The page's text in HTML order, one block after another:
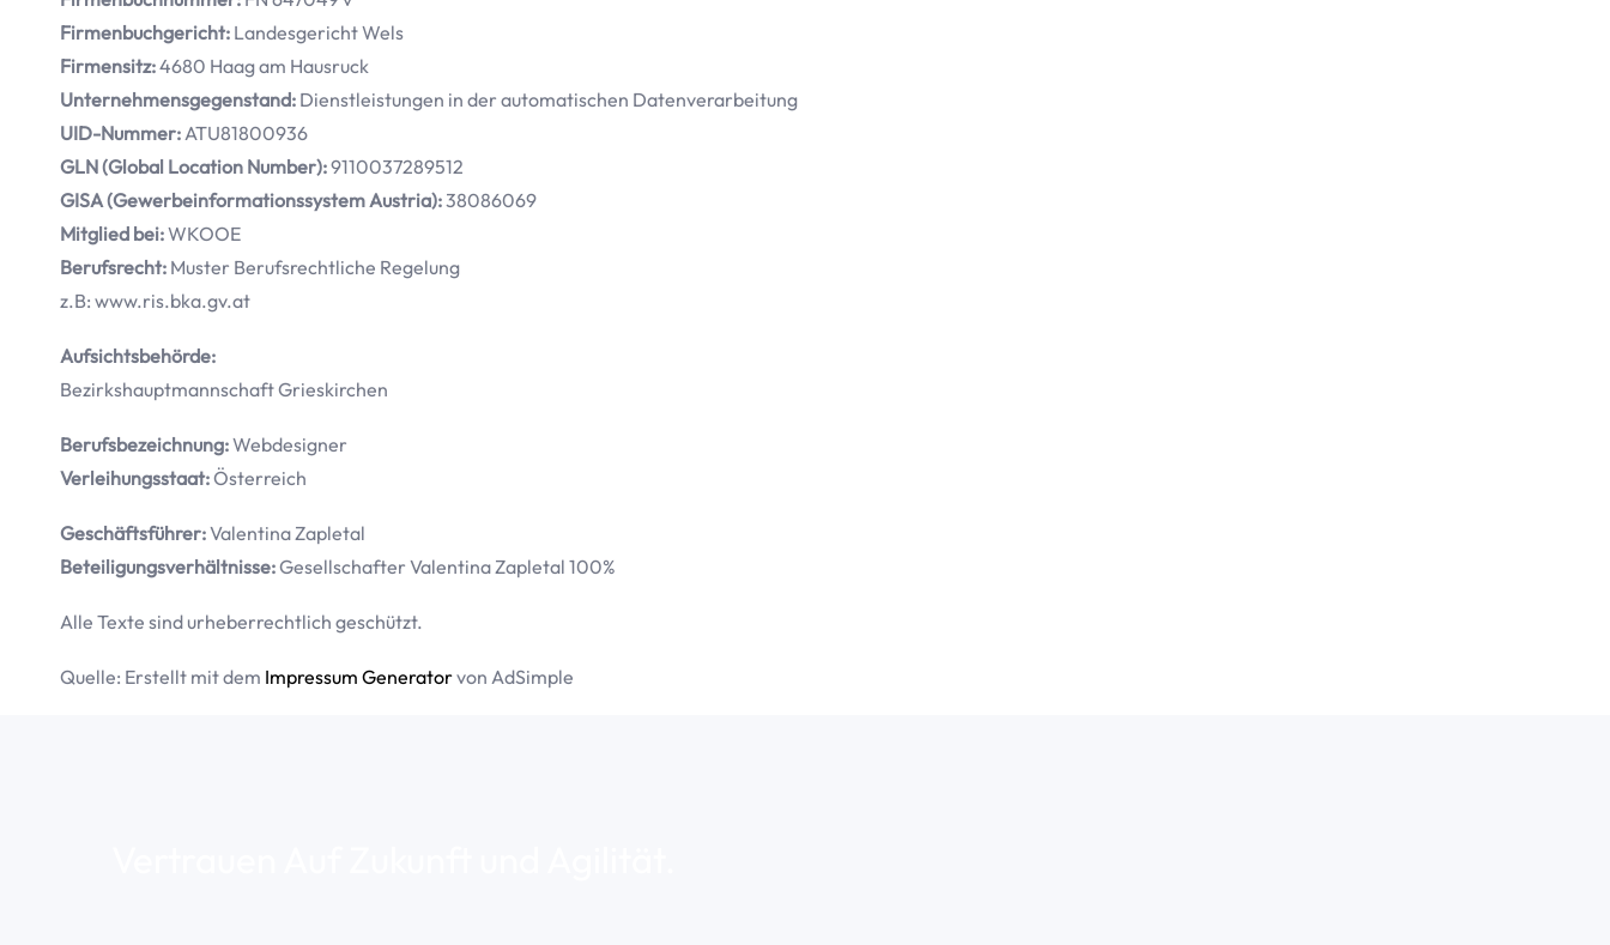
Firmenbuchgericht: Landesgericht Wels
Firmensitz:4680 Haag am Hausruck
Unternehmensgegenstand: Dienstleistungen in der automatischen Datenverarbeitung
UID-Nummer:ATU81800936
GLN (Global Location Number):9110037289512
GISA (Gewerbeinformationssystem Austria):38086069
Mitglied bei:WKOOE
Berufsrecht: Muster Berufsrechtliche Regelung
z.B: www.ris.bka.gv.at
Aufsichtsbehörde:
Bezirkshauptmannschaft Grieskirchen
Berufsbezeichnung:Webdesigner
Verleihungsstaat:Österreich
Geschäftsführer:Valentina Zapletal
Beteiligungsverhältnisse:Gesellschafter Valentina Zapletal 100%
Alle Texte sind urheberrechtlich geschützt.
Quelle: Erstellt mit dem Impressum Generatorvon AdSimple